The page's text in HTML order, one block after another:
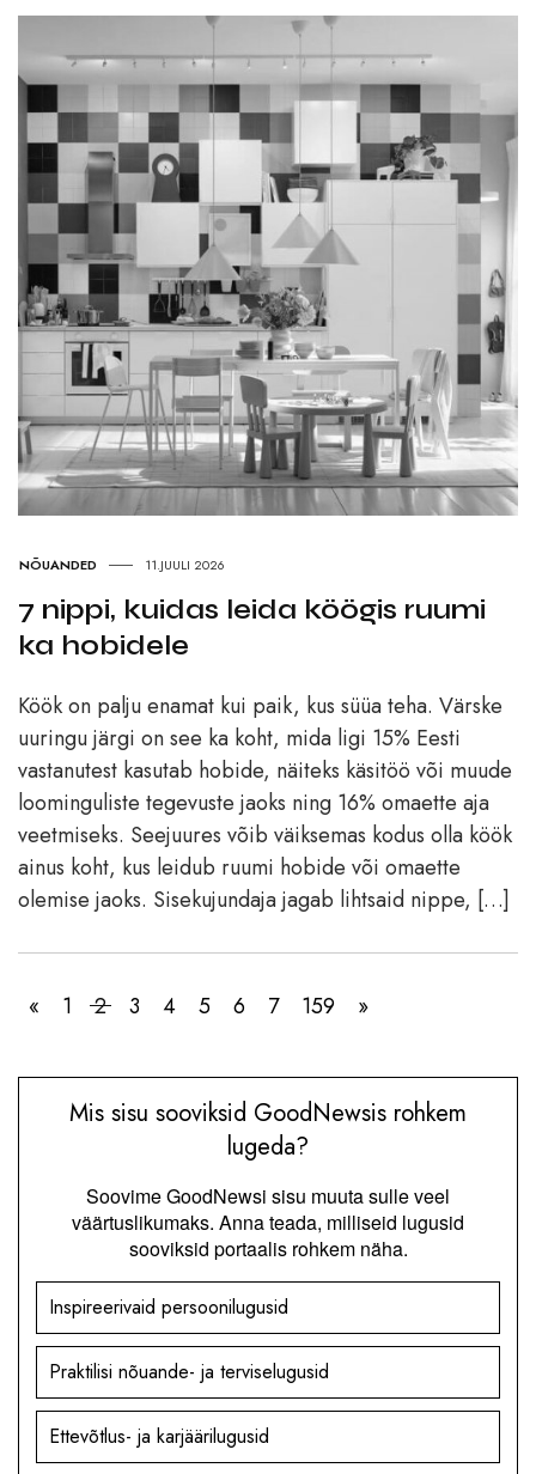
NÕUANDED 11.JUULI 2026
7 nippi, kuidas leida köögis ruumi
ka hobidele
Köök on palju enamat kui paik, kus süüa teha. Värske
uuringu järgi on see ka koht, mida ligi 15% Eesti
vastanutest kasutab hobide, näiteks käsitöö või muude
loominguliste tegevuste jaoks ning 16% omaette aja
veetmiseks. Seejuures võib väiksemas kodus olla köök
ainus koht, kus leidub ruumi hobide või omaette
olemise jaoks. Sisekujundaja jagab lihtsaid nippe, […]
« 1 2 3 4 5 6 7 159 »
Mis sisu sooviksid GoodNewsis rohkem
lugeda?
Soovime GoodNewsi sisu muuta sulle veel
väärtuslikumaks. Anna teada, milliseid lugusid
sooviksid portaalis rohkem näha.
Inspireerivaid persoonilugusid
Praktilisi nõuande- ja terviselugusid
Ettevõtlus- ja karjäärilugusid